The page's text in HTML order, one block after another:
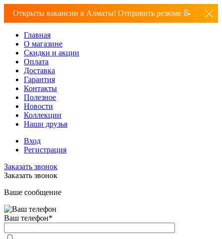
Открыты вакансии в Алматы! Отправить резюме 📝
Главная
О магазине
Скидки и акции
Оплата
Доставка
Гарантия
Контакты
Полезное
Новости
Коллекции
Наши друзья
Вход
Регистрация
Заказать звонок
Заказать звонок
Ваше сообщение
Ваш телефон*